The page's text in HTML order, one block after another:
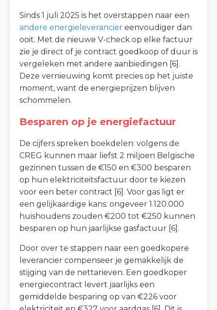
Sinds 1 juli 2025 is het overstappen naar een
andere energieleverancier eenvoudiger dan
ooit. Met de nieuwe V-check op elke factuur
zie je direct of je contract goedkoop of duur is
vergeleken met andere aanbiedingen [6].
Deze vernieuwing komt precies op het juiste
moment, want de energieprijzen blijven
schommelen.
Besparen op je energiefactuur
De cijfers spreken boekdelen: volgens de
CREG kunnen maar liefst 2 miljoen Belgische
gezinnen tussen de €150 en €300 besparen
op hun elektriciteitsfactuur door te kiezen
voor een beter contract [6]. Voor gas ligt er
een gelijkaardige kans: ongeveer 1.120.000
huishoudens zouden €200 tot €250 kunnen
besparen op hun jaarlijkse gasfactuur [6].
Door over te stappen naar een goedkopere
leverancier compenseer je gemakkelijk de
stijging van de nettarieven. Een goedkoper
energiecontract levert jaarlijks een
gemiddelde besparing op van €226 voor